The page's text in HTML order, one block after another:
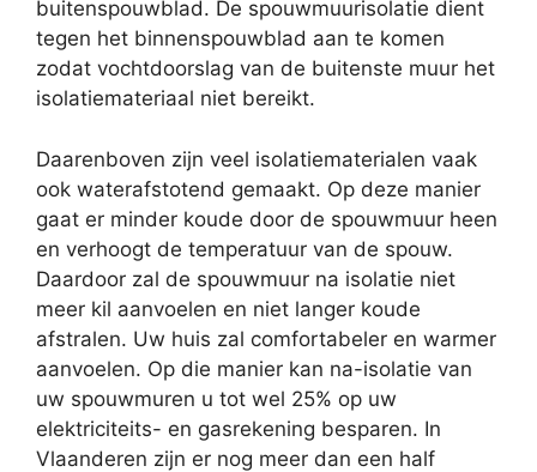
buitenspouwblad. De spouwmuurisolatie dient
tegen het binnenspouwblad aan te komen
zodat vochtdoorslag van de buitenste muur het
isolatiemateriaal niet bereikt.
Daarenboven zijn veel isolatiematerialen vaak
ook waterafstotend gemaakt. Op deze manier
gaat er minder koude door de spouwmuur heen
en verhoogt de temperatuur van de spouw.
Daardoor zal de spouwmuur na isolatie niet
meer kil aanvoelen en niet langer koude
afstralen. Uw huis zal comfortabeler en warmer
aanvoelen. Op die manier kan na-isolatie van
uw spouwmuren u tot wel 25% op uw
elektriciteits- en gasrekening besparen. In
Vlaanderen zijn er nog meer dan een half